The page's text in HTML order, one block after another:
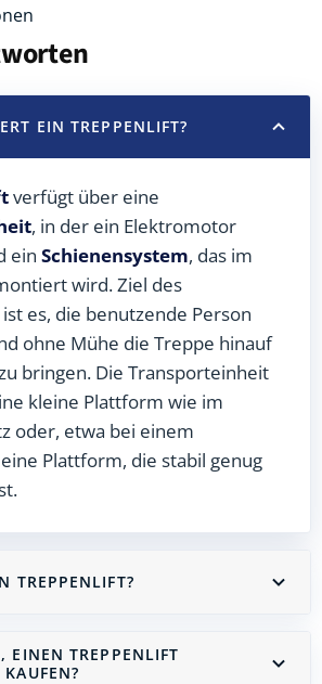
EIN TREPPENLIFT?
verfügt über eine
, in der ein Elektromotor
ein Schienensystem, das im
wird. Ziel des
ist es, die benutzende Person
ohne Mühe die Treppe hinauf
bringen. Die Transporteinheit
kleine Plattform wie im
oder, etwa bei einem
Plattform, die stabil genug
TREPPENLIFT?
EINEN TREPPENLIFT